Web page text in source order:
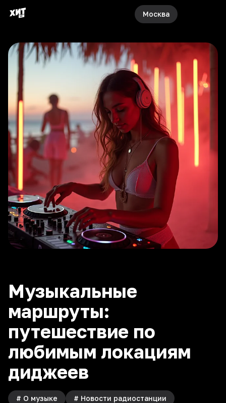
Москва
Музыкальные
маршруты:
путешествие по
любимым локациям
диджеев
# О музыке # Новости радиостанции